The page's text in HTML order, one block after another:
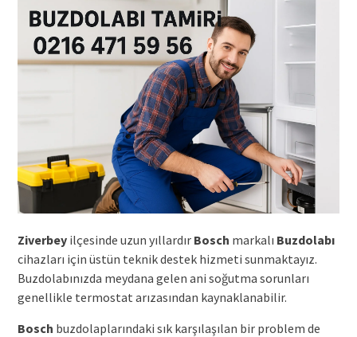
Ziverbeyilçesinde uzun yıllardır Bosch markalı Buzdolabı
cihazları için üstün teknik destek hizmeti sunmaktayız.
Buzdolabınızda meydana gelen ani soğutma sorunları
genellikle termostat arızasından kaynaklanabilir.
Bosch buzdolaplarındaki sık karşılaşılan bir problem de